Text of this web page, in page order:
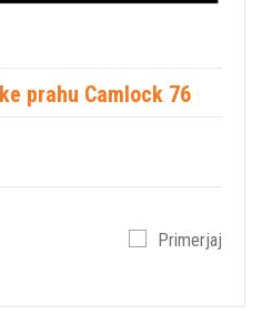
prahu Camlock 76
Primerjaj